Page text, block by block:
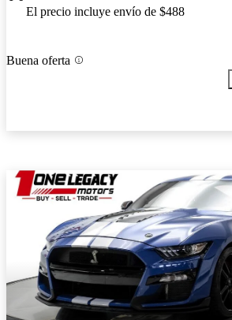
El precio incluye envío de $488
Buena oferta